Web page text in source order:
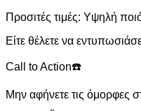
Προσιτές τιμές: Υψηλή
Είτε θέλετε να
Call to Action☎️
Μην αφήνετε τις όμορφες